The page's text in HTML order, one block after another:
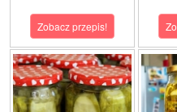
Zobacz przepis!